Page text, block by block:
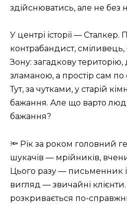
здійснюватись, але не без
У центрі історії — Сталкер.
контрабандист,
Зону: загадкову територію,
зламаною, а простір сам по
Тут, за чутками, у старій
бажання. Але що варто
бажання?
🔦 Рік за роком головний
шукачів — мрійників,
Цього разу — письменник
вигляд — звичайні
розкривається по-